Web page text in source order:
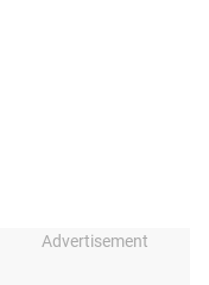
Advertisement